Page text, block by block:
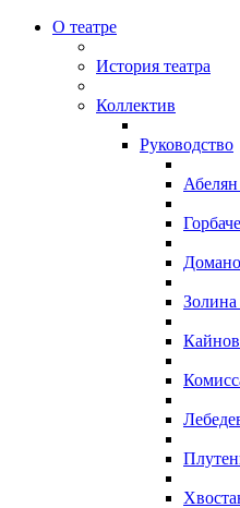
О театре
История театра
Коллектив
Руководство